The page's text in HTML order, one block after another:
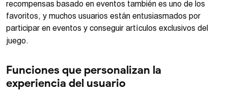
recompensas basado en eventos también es uno de los
favoritos, y muchos usuarios están entusiasmados por
participar en eventos y conseguir artículos exclusivos del
juego.
Funciones que personalizan la
experiencia del usuario